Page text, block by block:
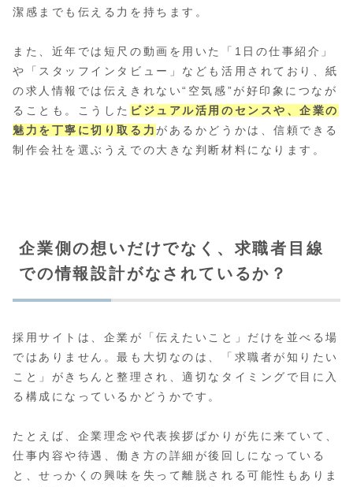
潔感までも伝える力を持ちます。
また、近年では短尺の動画を用いた「1日の仕事紹介」
や「スタッフインタビュー」なども活用されており、紙
の求人情報では伝えきれない“空気感”が好印象につなが
ることも。こうした ビジュアル活用のセンスや、企業の
魅力を丁寧に切り取る力 があるかどうかは、信頼できる
制作会社を選ぶうえでの大きな判断材料になります。
企業側の想いだけでなく、求職者目線
での情報設計がなされているか？
採用サイトは、企業が「伝えたいこと」だけを並べる場
ではありません。最も大切なのは、「求職者が知りたい
こと」がきちんと整理され、適切なタイミングで目に入
る構成になっているかどうかです。
たとえば、企業理念や代表挨拶ばかりが先に来ていて、
仕事内容や待遇、働き方の詳細が後回しになっている
と、せっかくの興味を失って離脱される可能性もありま